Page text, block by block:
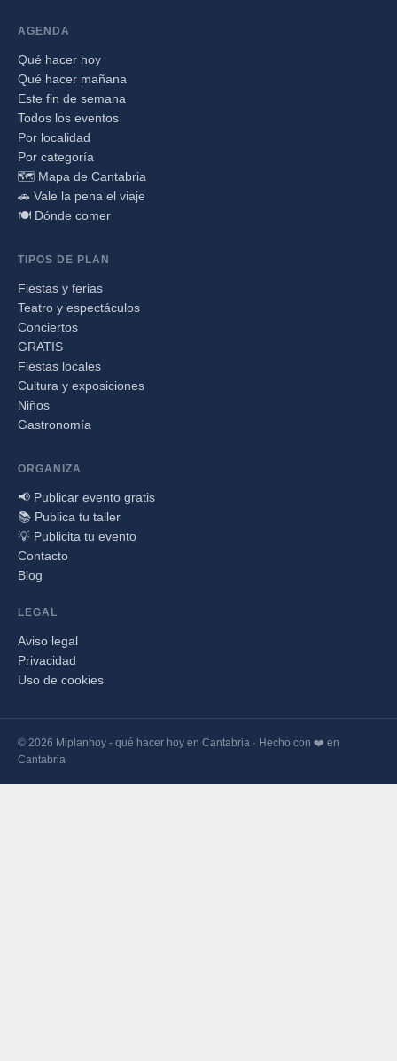
AGENDA
Qué hacer hoy
Qué hacer mañana
Este fin de semana
Todos los eventos
Por localidad
Por categoría
🗺️ Mapa de Cantabria
🚗 Vale la pena el viaje
🍽️ Dónde comer
TIPOS DE PLAN
Fiestas y ferias
Teatro y espectáculos
Conciertos
GRATIS
Fiestas locales
Cultura y exposiciones
Niños
Gastronomía
ORGANIZA
📢 Publicar evento gratis
📚 Publica tu taller
💡 Publicita tu evento
Contacto
Blog
LEGAL
Aviso legal
Privacidad
Uso de cookies
© 2026 Miplanhoy - qué hacer hoy en Cantabria · Hecho con ❤️ en
Cantabria